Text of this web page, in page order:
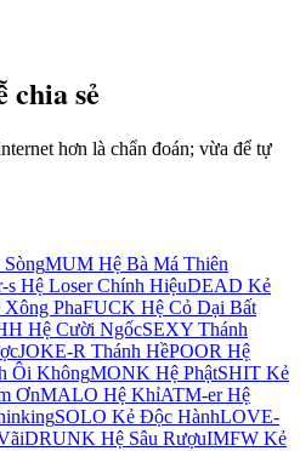
chia sẻ
hơn là chẩn đoán; vừa để tự
SòngMUM Hệ Bà Má Thiên
s Hệ Loser Chính HiệuDEAD Kẻ
PhaFUCK Hệ Cỏ Dại Bất
Hệ Cười NgốcSEXY Thánh
JOKE-R Thánh HềPOOR Hệ
Ôi KhôngMONK Hệ PhậtSHIT Kẻ
ƠnMALO Hệ KhỉATM-er Hệ
SOLO Kẻ Độc HànhLOVE-
DRUNK Hệ Sâu RượuIMFW Kẻ